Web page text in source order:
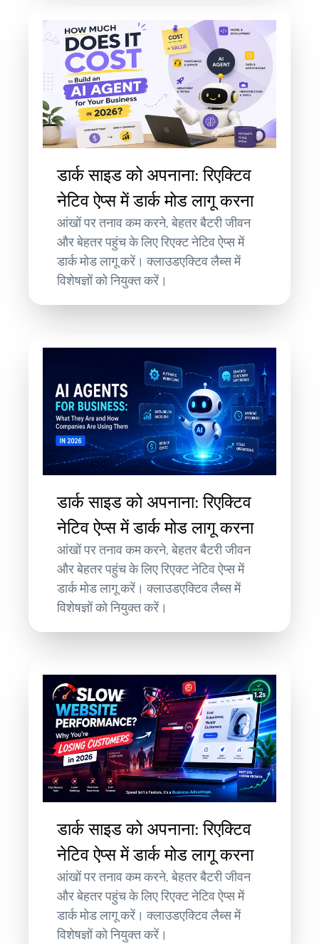
डार्क साइड को अपनाना: रिएक्टिव
नेटिव ऐप्स में डार्क मोड लागू करना
आंखों पर तनाव कम करने, बेहतर बैटरी जीवन
और बेहतर पहुंच के लिए रिएक्ट नेटिव ऐप्स में
डार्क मोड लागू करें। क्लाउडएक्टिव लैब्स में
विशेषज्ञों को नियुक्त करें।
डार्क साइड को अपनाना: रिएक्टिव
नेटिव ऐप्स में डार्क मोड लागू करना
आंखों पर तनाव कम करने, बेहतर बैटरी जीवन
और बेहतर पहुंच के लिए रिएक्ट नेटिव ऐप्स में
डार्क मोड लागू करें। क्लाउडएक्टिव लैब्स में
विशेषज्ञों को नियुक्त करें।
डार्क साइड को अपनाना: रिएक्टिव
नेटिव ऐप्स में डार्क मोड लागू करना
आंखों पर तनाव कम करने, बेहतर बैटरी जीवन
और बेहतर पहुंच के लिए रिएक्ट नेटिव ऐप्स में
डार्क मोड लागू करें। क्लाउडएक्टिव लैब्स में
विशेषज्ञों को नियुक्त करें।